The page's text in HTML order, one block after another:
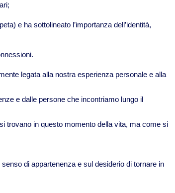
e ha sottolineato l’importanza dell’identità,
legata alla nostra esperienza personale e alla
e dalle persone che incontriamo lungo il
trovano in questo momento della vita, ma come si
di appartenenza e sul desiderio di tornare in